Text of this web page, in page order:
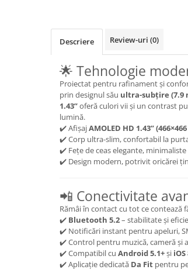
Descriere Review-uri (0)
🌟 Tehnologie
Proiectat pentru rafinament și
prin designul său ultra-subțire (7.9
1.43”oferă culori vii și un contrast
lumină.
✔️ AfișajAMOLED HD 1.43”
✔️ Corp ultra-slim, confortabil la
✔️ Fețe de ceas elegante,
✔️ Design modern, potrivit oricărei
📲 Conectivitate
Rămâi în contact cu tot ce contează
✔️ Bluetooth 5.2– stabilitate și
✔️ Notificări instant pentru apeluri,
✔️ Control pentru muzică, cameră și
✔️ Compatibil cu Android 5.1+și iOS
✔️ Aplicație dedicată Da Fit pentru